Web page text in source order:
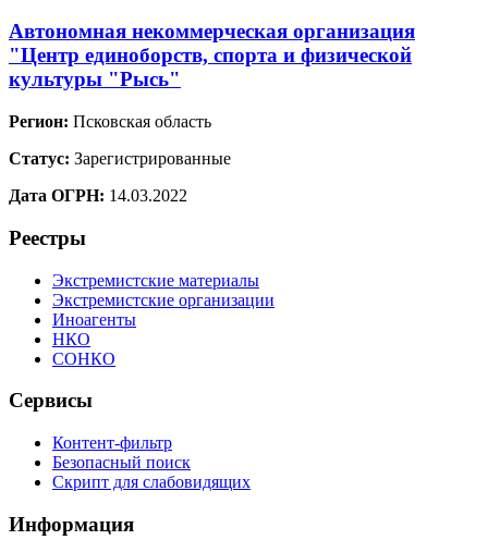
Автономная некоммерческая организация
"Центр единоборств, спорта и физической
культуры "Рысь"
Регион: Псковская область
Статус: Зарегистрированные
Дата ОГРН: 14.03.2022
Реестры
Экстремистские материалы
Экстремистские организации
Иноагенты
НКО
СОНКО
Сервисы
Контент-фильтр
Безопасный поиск
Скрипт для слабовидящих
Информация